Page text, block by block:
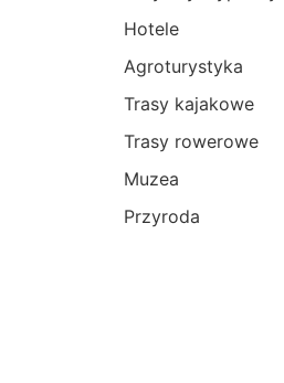
Hotele
Agroturystyka
Trasy kajakowe
Trasy rowerowe
Muzea
Przyroda